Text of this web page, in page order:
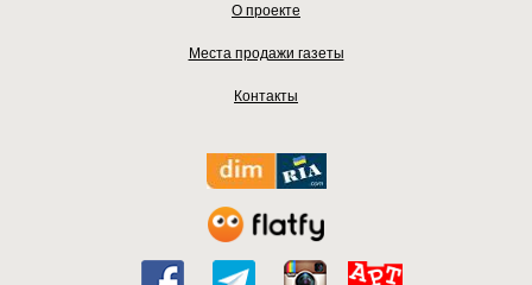
О проекте
Места продажи газеты
Контакты